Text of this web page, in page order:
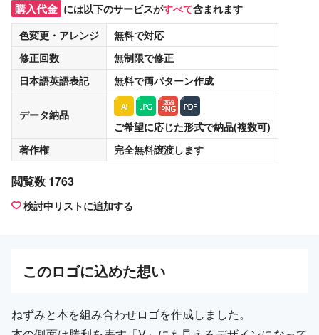
購入代金 には以下のサービスがすべて含まれます
色変更・アレンジ
無料で対応
修正回数
無制限で修正
日本語英語表記
無料で両パターン作成
データ納品
ご希望に応じた形式で納品(複数可)
著作権
完全無料譲渡します
閲覧数 1763
検討中リストに追加する
このロゴに込めた想い
ねずみと本を組み合わせロゴを作成しました。